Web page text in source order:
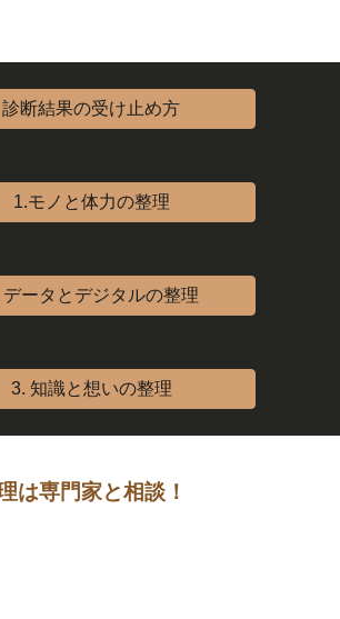
診断結果の受け止め方
1.モノと体力の整理
データとデジタルの整理
3. 知識と想いの整理
は専門家と相談 ！